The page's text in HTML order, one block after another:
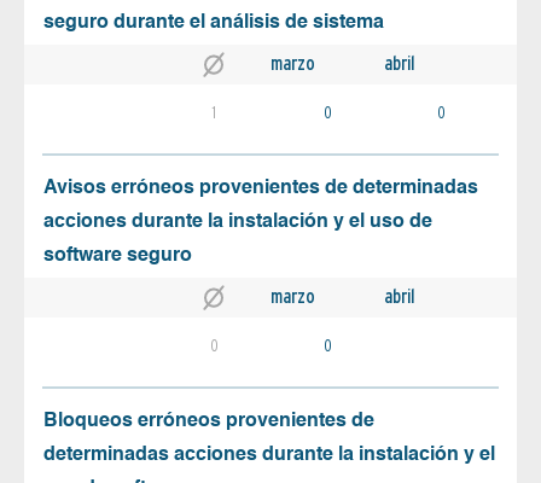
seguro durante el análisis de sistema
marzo abril
1 0 0
Avisos erróneos provenientes de determinadas
acciones durante la instalación y el uso de
software seguro
marzo abril
0 0
Bloqueos erróneos provenientes de
determinadas acciones durante la instalación y el